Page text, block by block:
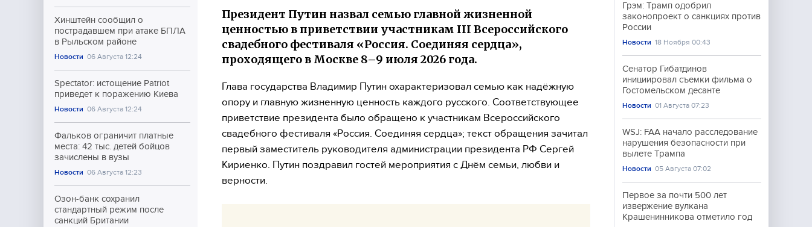
Хинштейн сообщил о
пострадавшем при атаке БПЛА
в Рыльском районе
Новости 06 Августа 12:24
Spectator: истощение Patriot
приведет к поражению Киева
Новости 06 Августа 12:24
Фальков ограничит платные
места: 42 тыс. детей бойцов
зачислены в вузы
Новости 06 Августа 12:23
Озон-банк сохранил
стандартный режим после
санкций Британии
Президент Путин назвал семью главной жизненной
ценностью в приветствии участникам III Всероссийского
свадебного фестиваля «Россия. Соединяя сердца»,
проходящего в Москве 8–9 июля 2026 года.
Глава государства Владимир Путин охарактеризовал семью как надёжную
опору и главную жизненную ценность каждого русского. Соответствующее
приветствие президента было обращено к участникам Всероссийского
свадебного фестиваля «Россия. Соединяя сердца»; текст обращения зачитал
первый заместитель руководителя администрации президента РФ Сергей
Кириенко. Путин поздравил гостей мероприятия с Днём семьи, любви и
верности.
Грэм: Трамп одобрил
законопроект о санкциях против
России
Новости 18 Ноября 00:43
Сенатор Гибатдинов
инициировал съемки фильма о
Гостомельском десанте
Новости 01 Августа 07:23
WSJ: FAA начало расследование
нарушения безопасности при
вылете Трампа
Новости 05 Августа 07:02
Первое за почти 500 лет
извержение вулкана
Крашенинникова отметило год